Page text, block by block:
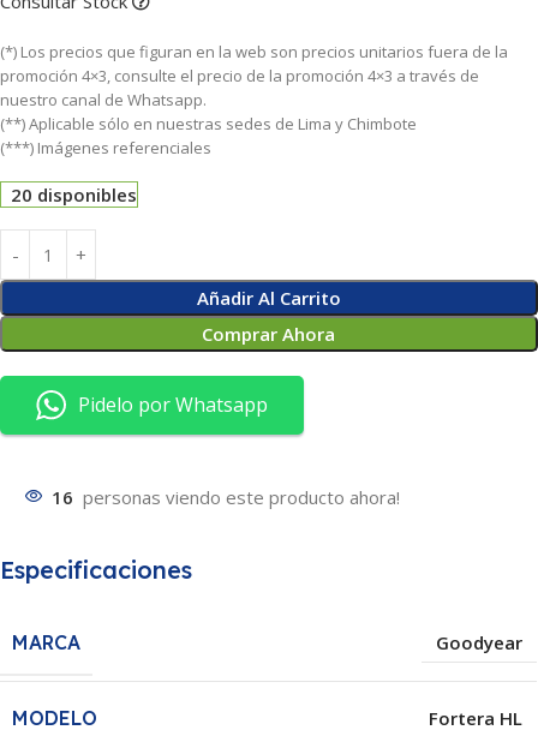
(*) Los precios que figuran en la web son precios unitarios fuera de la
promoción 4×3, consulte el precio de la promoción 4×3 a través de
nuestro canal de Whatsapp.
(**) Aplicable sólo en nuestras sedes de Lima y Chimbote
(***) Imágenes referenciales
20 disponibles
Añadir Al Carrito
Comprar Ahora
Pidelo por Whatsapp
16 personas viendo este producto ahora!
Especificaciones
MARCA Goodyear
MODELO Fortera HL